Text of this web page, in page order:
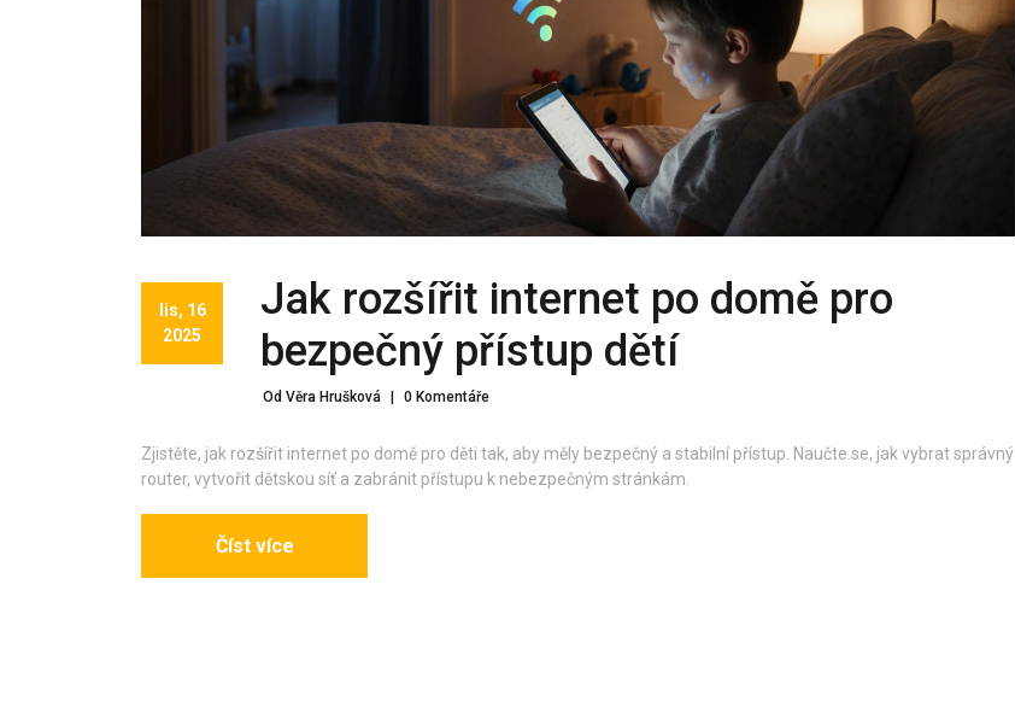
lis, 16
2025
Jak rozšířit internet po domě pro
bezpečný přístup dětí
Od Věra Hrušková | 0 Komentáře
Zjistěte, jak rozšířit internet po domě pro děti tak, aby měly bezpečný a stabilní přístup. Naučte se, jak vybrat správný
router, vytvořit dětskou síť a zabránit přístupu k nebezpečným stránkám.
Číst více